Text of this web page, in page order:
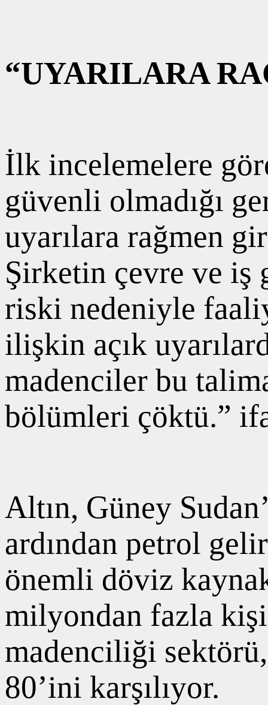
“UYARILARA
İlk incelemelere
güvenli olmadığı
uyarılara rağmen
Şirketin çevre ve iş
riski nedeniyle
ilişkin açık
madenciler bu
bölümleri çöktü.”
Altın, Güney
ardından petrol
önemli döviz
milyondan fazla
madenciliği
80’ini karşılıyor.